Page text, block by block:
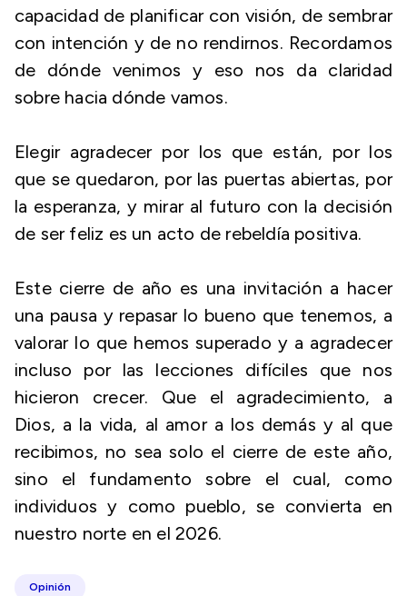
capacidad de planificar con visión, de sembrar
con intención y de no rendirnos. Recordamos
de dónde venimos y eso nos da claridad
sobre hacia dónde vamos.
Elegir agradecer por los que están, por los
que se quedaron, por las puertas abiertas, por
la esperanza, y mirar al futuro con la decisión
de ser feliz es un acto de rebeldía positiva.
Este cierre de año es una invitación a hacer
una pausa y repasar lo bueno que tenemos, a
valorar lo que hemos superado y a agradecer
incluso por las lecciones difíciles que nos
hicieron crecer. Que el agradecimiento, a
Dios, a la vida, al amor a los demás y al que
recibimos, no sea solo el cierre de este año,
sino el fundamento sobre el cual, como
individuos y como pueblo, se convierta en
nuestro norte en el 2026.
Opinión